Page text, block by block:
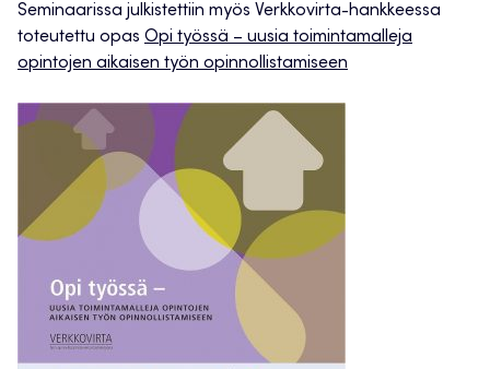
Seminaarissa julkistettiin myös Verkkovirta-hankkeessa
toteutettu opas Opi työssä – uusia toimintamalleja
opintojen aikaisen työn opinnollistamiseen